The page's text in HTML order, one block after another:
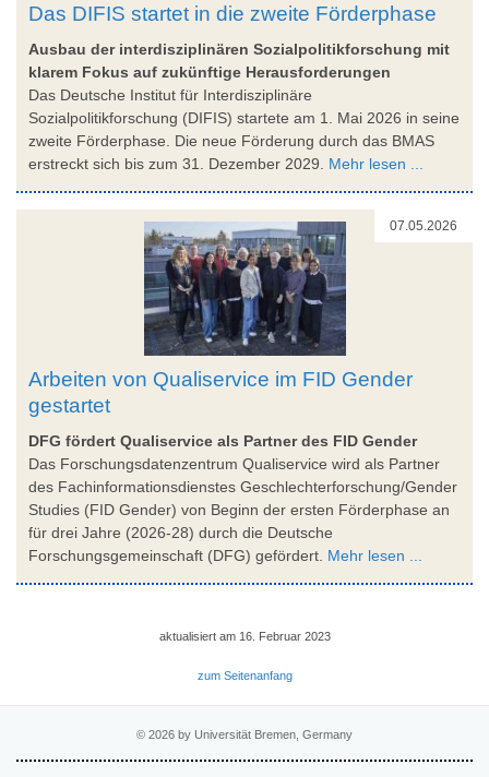
Das DIFIS startet in die zweite Förderphase
Ausbau der interdisziplinären Sozialpolitikforschung mit
klarem Fokus auf zukünftige Herausforderungen
Das Deutsche Institut für Interdisziplinäre
Sozialpolitikforschung (DIFIS) startete am 1. Mai 2026 in seine
zweite Förderphase. Die neue Förderung durch das BMAS
erstreckt sich bis zum 31. Dezember 2029. Mehr lesen ...
07.05.2026
Arbeiten von Qualiservice im FID Gender
gestartet
DFG fördert Qualiservice als Partner des FID Gender
Das Forschungsdatenzentrum Qualiservice wird als Partner
des Fachinformationsdienstes Geschlechterforschung/Gender
Studies (FID Gender) von Beginn der ersten Förderphase an
für drei Jahre (2026-28) durch die Deutsche
Forschungsgemeinschaft (DFG) gefördert. Mehr lesen ...
aktualisiert am 16. Februar 2023
zum Seitenanfang
© 2026 by Universität Bremen, Germany